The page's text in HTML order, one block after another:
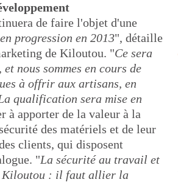
de faire l'objet d'une
progression en 2013", détaille
de Kiloutou. "Ce sera
, et nous sommes en cours de
à offrir aux artisans, en
qualification sera mise en
à apporter de la valeur à la
des matériels et de leur
clients, qui disposent
"La sécurité au travail et
Kiloutou : il faut allier la